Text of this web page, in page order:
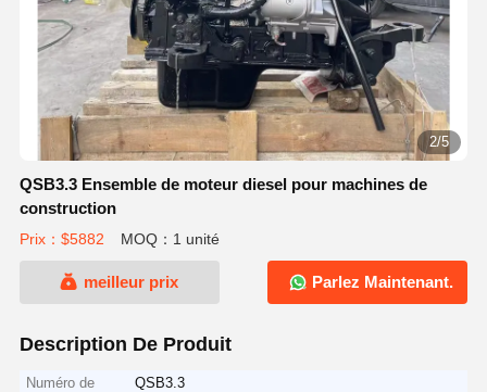
2/5
QSB3.3 Ensemble de moteur diesel pour machines de
construction
Prix：$5882 MOQ：1 unité
meilleur prix Parlez Maintenant.
Description De Produit
Numéro de
QSB3.3